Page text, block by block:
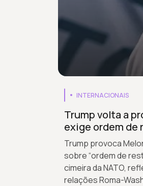
INTERNACIONAIS
Trump volta a
exige ordem de
Trump provoca
sobre “ordem de
cimeira da NATO,
relações Roma-